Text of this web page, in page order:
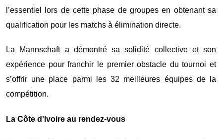
l’essentiel lors de cette phase de groupes en obtenant sa
qualification pour les matchs à élimination directe.
La Mannschaft a démontré sa solidité collective et son
expérience pour franchir le premier obstacle du tournoi et
s’offrir une place parmi les 32 meilleures équipes de la
compétition.
La Côte d’Ivoire au rendez-vous